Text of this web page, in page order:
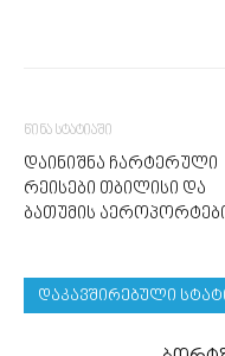
წინა სტატიაში
დაინიშნა ჩარტერული
რეისები თბილისი და
ბათუმის
დაკავშირებული